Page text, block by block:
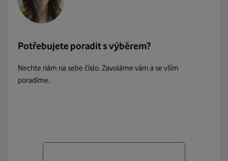
Potřebujete poradit s výběrem?
Nechte nám na sebe číslo. Zavoláme vám a se vším
poradíme.